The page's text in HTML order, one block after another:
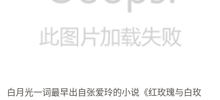
白月光一词最早出自张爱玲的小说《红玫瑰与白玫